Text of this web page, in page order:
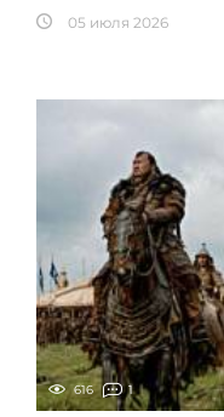
05 июля 2026
616 1